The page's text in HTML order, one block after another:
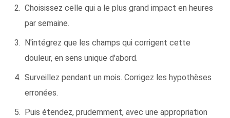
Choisissez celle qui a le plus grand impact en heures
par semaine.
N'intégrez que les champs qui corrigent cette
douleur, en sens unique d'abord.
Surveillez pendant un mois. Corrigez les hypothèses
erronées.
Puis étendez, prudemment, avec une appropriation